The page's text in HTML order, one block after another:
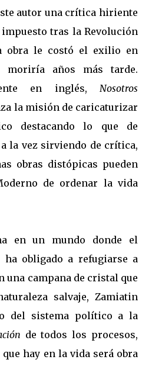
autor una crítica hiriente
tras la Revolución
obra le costó el exilio en
moriría años más tarde.
en inglés, Nosotros
la misión de caricaturizar
destacando lo que de
la vez sirviendo de crítica,
obras distópicas pueden
de ordenar la vida
en un mundo donde el
ha obligado a refugiarse a
una campana de cristal que
salvaje, Zamiatin
del sistema político a la
de todos los procesos,
hay en la vida será obra